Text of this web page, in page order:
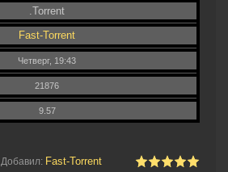
.Torrent
Fast-Torrent
Четверг, 19:43
21876
9.57
Добавил: Fast-Torrent